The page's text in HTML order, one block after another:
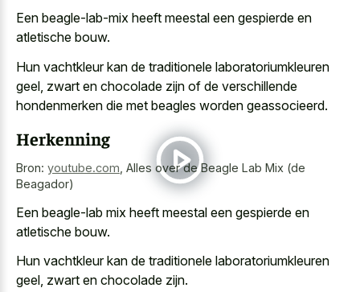
Een beagle-lab-mix heeft meestal een gespierde en
atletische bouw.
Hun vachtkleur kan de traditionele laboratoriumkleuren
geel, zwart en chocolade zijn of de verschillende
hondenmerken die met beagles worden geassocieerd.
Herkenning
Bron: youtube.com Alles over de Beagle Lab Mix (de
Beagador)
Een beagle-lab mix heeft meestal een gespierde en
atletische bouw.
Hun vachtkleur kan de traditionele laboratoriumkleuren
geel, zwart en chocolade zijn.